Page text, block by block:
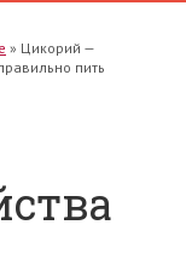
» Цикорий —
пить